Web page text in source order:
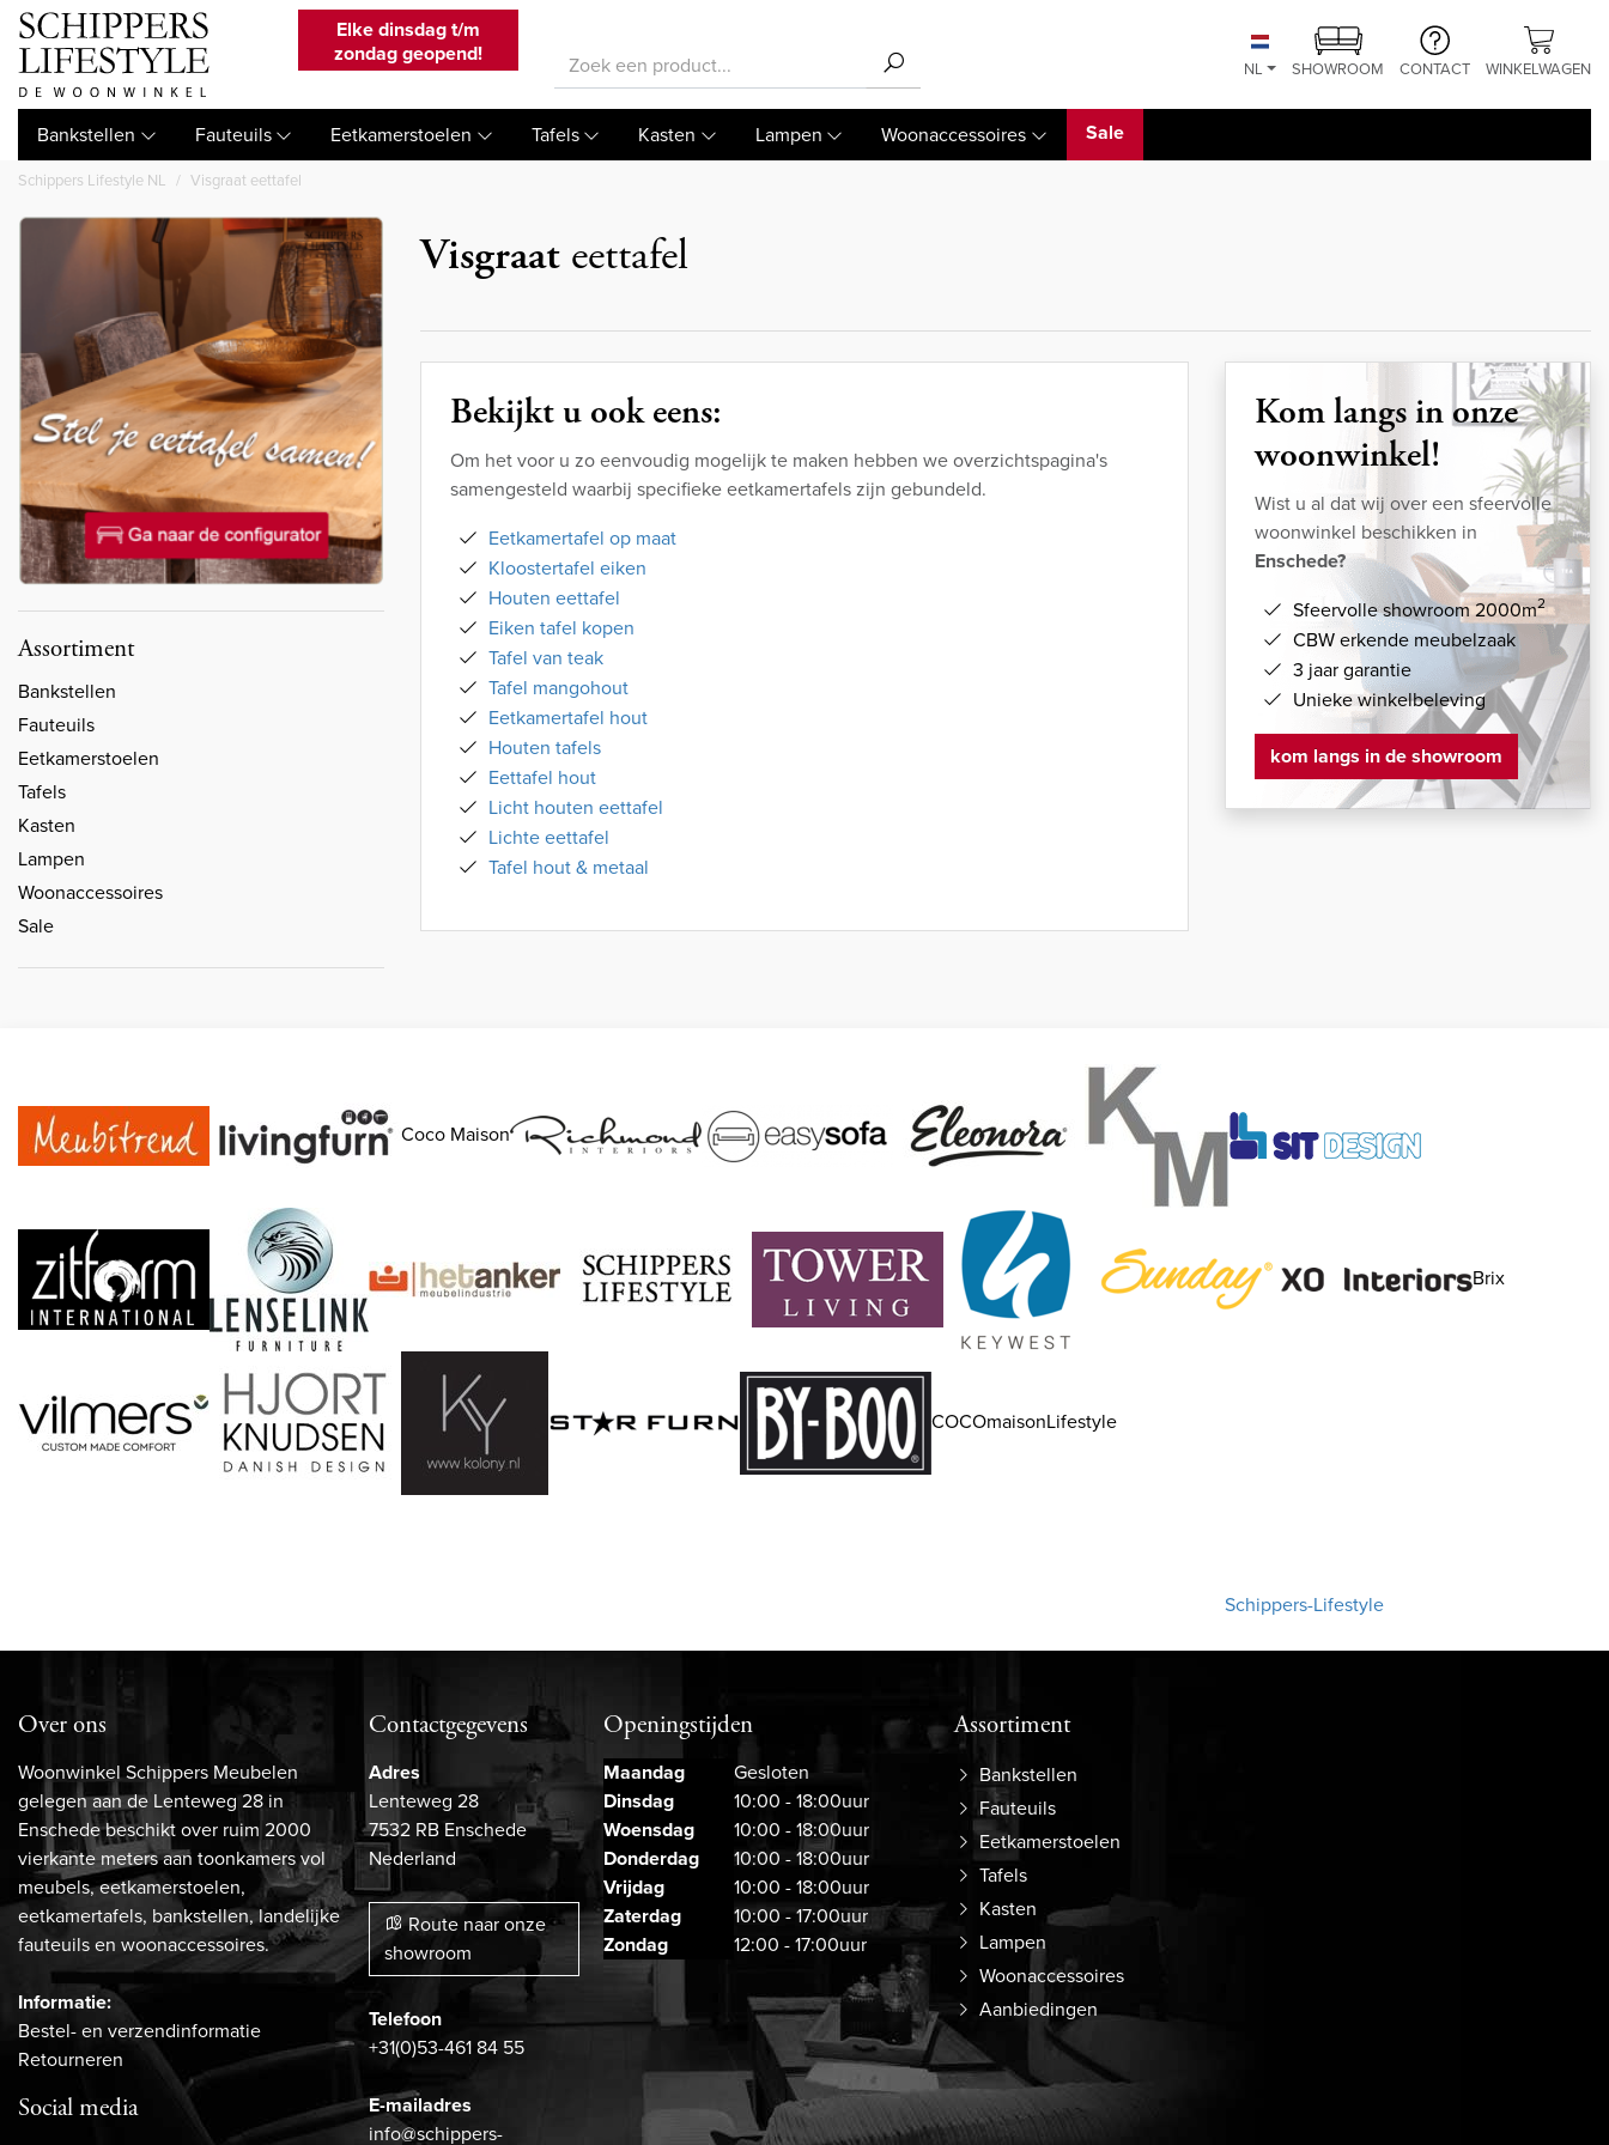
Elke dinsdag t/m
zondag geopend!
NL SHOWROOM CONTACT WINKELWAGEN
Bankstellen Fauteuils Eetkamerstoelen Tafels Kasten Lampen Woonaccessoires Sale
Schippers Lifestyle NL Visgraat eettafel
Assortiment
Bankstellen
Fauteuils
Eetkamerstoelen
Tafels
Kasten
Lampen
Woonaccessoires
Sale
Visgraat eettafel
Bekijkt u ook eens:
Om het voor u zo eenvoudig mogelijk te maken hebben we overzichtspagina's
samengesteld waarbij specifieke eetkamertafels zijn gebundeld.
Eetkamertafel op maat
Kloostertafel eiken
Houten eettafel
Eiken tafel kopen
Tafel van teak
Tafel mangohout
Eetkamertafel hout
Houten tafels
Eettafel hout
Licht houten eettafel
Lichte eettafel
Tafel hout & metaal
Kom langs in onze
woonwinkel!
Wist u al dat wij over een sfeervolle
woonwinkel beschikken in
Enschede?
Sfeervolle showroom 2000m2
CBW erkende meubelzaak
3 jaar garantie
Unieke winkelbeleving
kom langs in de showroom
Coco Maison
Brix
COCOmaisonLifestyle
Over ons
Woonwinkel Schippers Meubelen
gelegen aan de Lenteweg 28 in
Enschede beschikt over ruim 2000
vierkante meters aan toonkamers vol
meubels, eetkamerstoelen,
eetkamertafels, bankstellen, landelijke
fauteuils en woonaccessoires.
Informatie:
Bestel- en verzendinformatie
Retourneren
Social media
Contactgegevens
Adres
Lenteweg 28
7532 RB Enschede
Nederland
Route naar onze
showroom
Telefoon
+31(0)53-461 84 55
E-mailadres
info@schippers-
Openingstijden
Maandag
Gesloten
Dinsdag
10:00 - 18:00uur
Woensdag
10:00 - 18:00uur
Donderdag
10:00 - 18:00uur
Vrijdag
10:00 - 18:00uur
Zaterdag
10:00 - 17:00uur
Zondag
12:00 - 17:00uur
Assortiment
Bankstellen
Fauteuils
Eetkamerstoelen
Tafels
Kasten
Lampen
Woonaccessoires
Aanbiedingen
Schippers-Lifestyle